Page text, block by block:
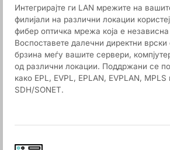
Интегрирајте ги LAN мрежите на
филијали на различни локации
фибер оптичка мрежа која е независна
Воспоставете далечни директни врски
брзина меѓу вашите сервери,
од различни локации. Поддржани се
како EPL, EVPL, EPLAN, EVPLAN,
SDH/SONET.